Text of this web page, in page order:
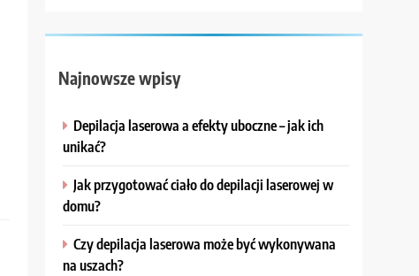
Najnowsze wpisy
Depilacja laserowa a efekty uboczne – jak ich
unikać?
Jak przygotować ciało do depilacji laserowej w
domu?
Czy depilacja laserowa może być wykonywana
na uszach?